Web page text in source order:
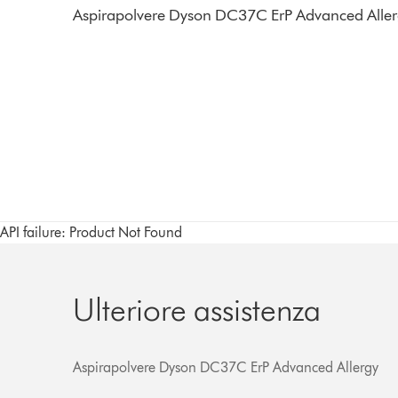
Aspirapolvere Dyson DC37C ErP Advanced
API failure: Product Not Found
Ulteriore assistenza
Aspirapolvere Dyson DC37C ErP Advanced Allergy